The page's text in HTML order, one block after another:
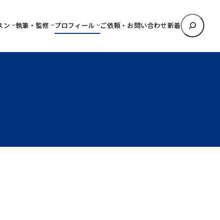
ン 執筆・監修 プロフィール ご依頼・お問い合わせ新着
検
索